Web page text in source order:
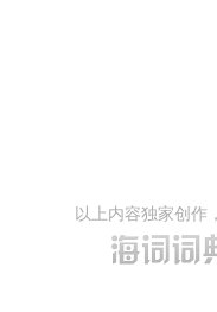
以上内容独家创作